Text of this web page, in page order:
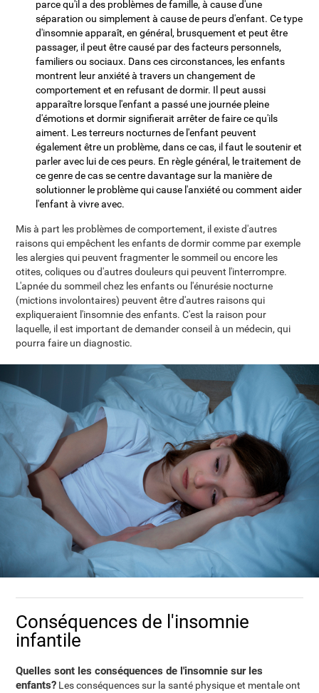
parce qu'il a des problèmes de famille, à cause d'une
séparation ou simplement à cause de peurs d'enfant. Ce type
d'insomnie apparaît, en général, brusquement et peut être
passager, il peut être causé par des facteurs personnels,
familiers ou sociaux. Dans ces circonstances, les enfants
montrent leur anxiété à travers un changement de
comportement et en refusant de dormir. Il peut aussi
apparaître lorsque l'enfant a passé une journée pleine
d'émotions et dormir signifierait arrêter de faire ce qu'ils
aiment. Les terreurs nocturnes de l'enfant peuvent
également être un problème, dans ce cas, il faut le soutenir et
parler avec lui de ces peurs. En règle général, le traitement de
ce genre de cas se centre davantage sur la manière de
solutionner le problème qui cause l'anxiété ou comment aider
l'enfant à vivre avec.
Mis à part les problèmes de comportement, il existe d'autres
raisons qui empêchent les enfants de dormir comme par exemple
les alergies qui peuvent fragmenter le sommeil ou encore les
otites, coliques ou d'autres douleurs qui peuvent l'interrompre.
L'apnée du sommeil chez les enfants ou l'énurésie nocturne
(mictions involontaires) peuvent être d'autres raisons qui
expliqueraient l'insomnie des enfants. C'est la raison pour
laquelle, il est important de demander conseil à un médecin, qui
pourra faire un diagnostic.
Conséquences de l'insomnie
infantile
Quelles sont les conséquences de l'insomnie sur les
enfants? Les conséquences sur la santé physique et mentale ont